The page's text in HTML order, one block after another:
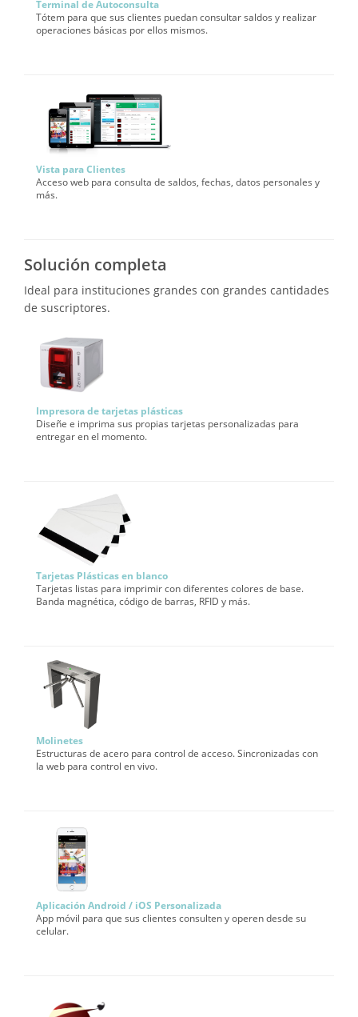
Terminal de Autoconsulta
Tótem para que sus clientes puedan consultar saldos y realizar
operaciones básicas por ellos mismos.
Vista para Clientes
Acceso web para consulta de saldos, fechas, datos personales y
más.
Solución completa
Ideal para instituciones grandes con grandes cantidades
de suscriptores.
Impresora de tarjetas plásticas
Diseñe e imprima sus propias tarjetas personalizadas para
entregar en el momento.
Tarjetas Plásticas en blanco
Tarjetas listas para imprimir con diferentes colores de base.
Banda magnética, código de barras, RFID y más.
Molinetes
Estructuras de acero para control de acceso. Sincronizadas con
la web para control en vivo.
Aplicación Android / iOS Personalizada
App móvil para que sus clientes consulten y operen desde su
celular.